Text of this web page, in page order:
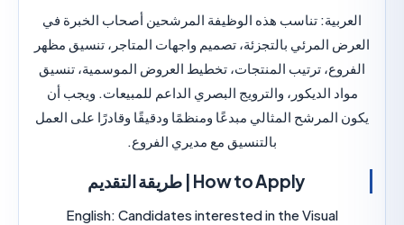
تناسب هذه الوظيفة المرشحين أصحاب الخبرة في
المرئي بالتجزئة، تصميم واجهات المتاجر، تنسيق مظهر
ترتيب المنتجات، تخطيط العروض الموسمية، تنسيق
الديكور، والترويج البصري الداعم للمبيعات. ويجب أن
المثالي مبدعًا ومنظمًا ودقيقًا وقادرًا على العمل
بالتنسيق مع مديري الفروع.
How to Apply | طريقة التقديم
English:Candidates interested in the Visual